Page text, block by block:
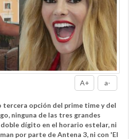
A+ a-
tercera opción del prime time y del
ninguna de las tres grandes
dígito en el horario estelar, ni
por parte de Antena 3, ni con 'El